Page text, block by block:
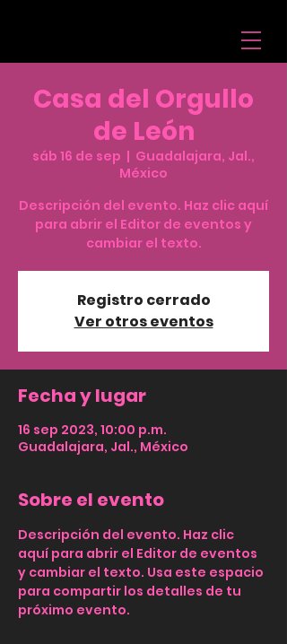
Casa del Orgullo
de León
sáb 16 de sep
  |
Guadalajara, Jal.,
México
Descripción del evento. Haz clic aquí
para abrir el Editor de eventos y
cambiar el texto.
Registro cerrado
Ver otros eventos
Fecha y lugar
16 sep 2023, 10:00 p.m.
Guadalajara, Jal., México
Sobre el evento
Descripción del evento. Haz clic
aquí para abrir el Editor de eventos
y cambiar el texto. Usa este espacio
para compartir los detalles de tu
próximo evento.